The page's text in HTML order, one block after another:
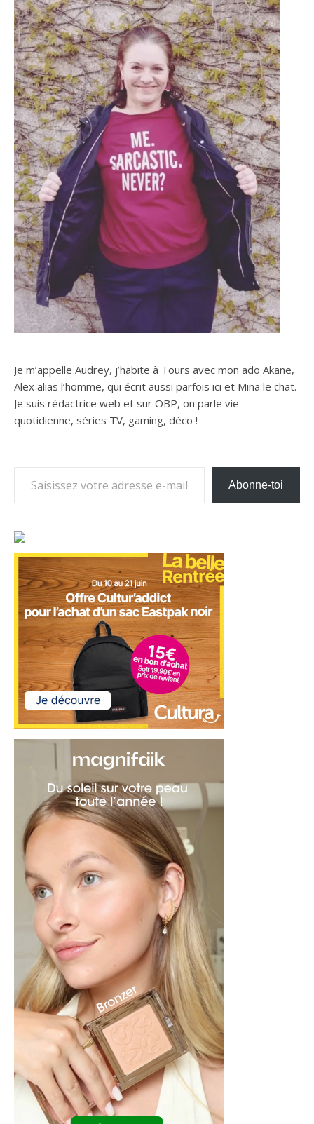
Je m’appelle Audrey, j’habite à Tours avec mon ado Akane,
Alex alias l’homme, qui écrit aussi parfois ici et Mina le chat.
Je suis rédactrice web et sur OBP, on parle vie
quotidienne, séries TV, gaming, déco !
Abonne-toi